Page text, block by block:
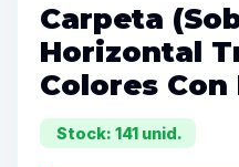
Carpeta
Horizontal
Colores
Stock: 141 unid.